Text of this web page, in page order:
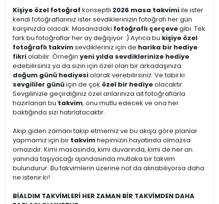
Kişiye özel fotoğraf konseptli 2026 masa takvimiile ister
kendi fotoğraflarınız ister sevdiklerinizin fotoğrafı her gün
karşınızda olacak. Masanızdaki fotoğraflı çerçevegibi. Tek
fark bu fotoğraflar her ay değişiyor :) Ayrıca bu kişiye özel
fotoğraflı takvimsevdikleriniz için de harika bir hediye
fikriolabilir. Örneğin yeni yılda sevdiklerinize hediye
edebilirsiniz ya da sizin için özel olan bir arkadaşınıza
doğum günü hediyesiolarak verebilirsiniz. Ve tabii ki
sevgililer günüiçin de çok özel bir hediyeolacaktır.
Sevgilinizle geçirdiğiniz özel anlarınıza ait fotoğraflarla
hazırlanan bu takvim, onu mutlu edecek ve ona her
baktığında sizi hatırlatacaktır.
Akıp giden zamanı takip etmemiz ve bu akışa göre planlar
yapmamız için bir takvimhepimizin hayatında olmazsa
omazıdır. Kimi masasında, kimi duvarında, kimi de her an
yanında taşıyacağı ajandasında mutlaka bir takvim
bulundurur. Bu takvimlerin üzerine not da alınabiliyorsa daha
ne istenir ki!
BİALDIM TAKVİMLERİ HER ZAMAN BİR TAKVİMDEN DAHA